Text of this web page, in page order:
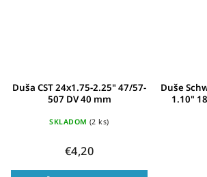
Duša CST 24x1.75-2.25" 47/57-
507 DV 40 mm
SKLADOM (2 ks)
€4,20
Duše
1.10"